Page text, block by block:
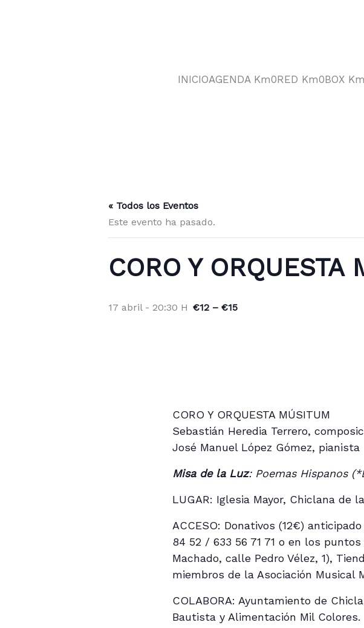
INICIOAGENDA Km0RED Km0BOX
« Todos los Eventos
Este evento ha pasado.
CORO Y
17 abril - 20:30 H €12 – €15
CORO Y ORQUESTA MÚSITUM
Sebastián Heredia Terrero,
José Manuel López Gómez, pianista
Misa de la Luz: Poemas Hispanos
LUGAR: Iglesia Mayor, Chiclana de
ACCESO: Donativos (12€)
84 52 / 633 56 71 71 o en los
Machado, calle Pedro Vélez, 1),
miembros de la Asociación Musical
COLABORA: Ayuntamiento de
Bautista y Alimentación Mil Colores.